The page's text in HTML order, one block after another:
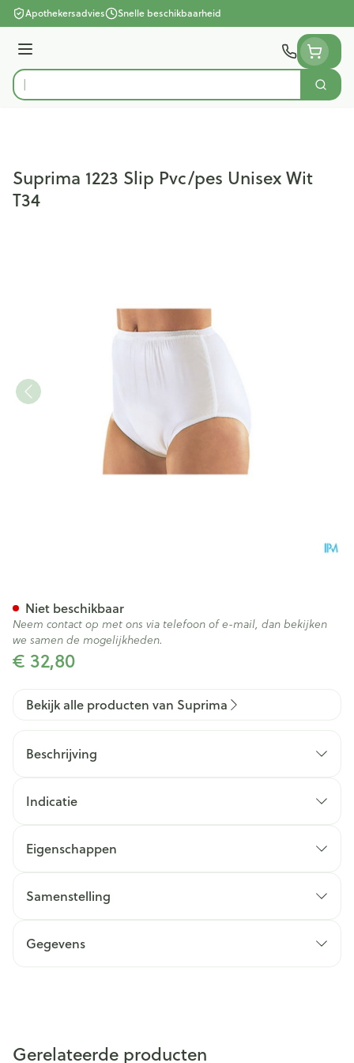
Ga naar de inhoud
Apothekersadvies Snelle beschikbaarheid
Menu
Product, merk, categorie...
Zoek
Suprima 1223 Slip Pvc/pes Unisex Wit
T34
€ 32,80
Niet beschikbaar
Neem contact op met ons via telefoon of e-mail, dan bekijken
we samen de mogelijkheden.
Bekijk alle producten van Suprima
Beschrijving
Indicatie
Eigenschappen
Samenstelling
Gegevens
Gerelateerde producten